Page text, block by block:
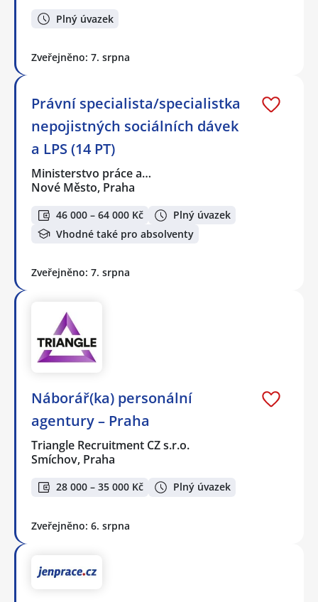
Plný úvazek
Zveřejněno: 7. srpna
Právní specialista/specialistka
nepojistných sociálních dávek
a LPS (14 PT)
Ministerstvo práce a…
Nové Město, Praha
46 000 – 64 000 Kč
Plný úvazek
Vhodné také pro absolventy
Zveřejněno: 7. srpna
Náborář(ka) personální
agentury – Praha
Triangle Recruitment CZ s.r.o.
Smíchov, Praha
28 000 – 35 000 Kč Plný úvazek
Zveřejněno: 6. srpna